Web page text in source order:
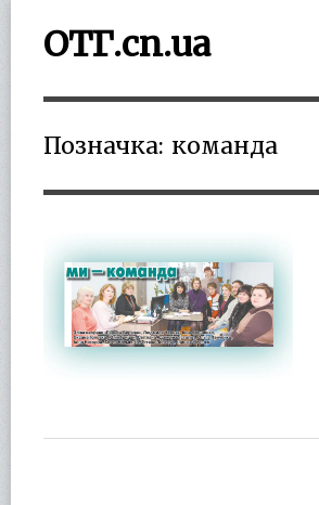
ОТГ.cn.ua
Позначка: команда